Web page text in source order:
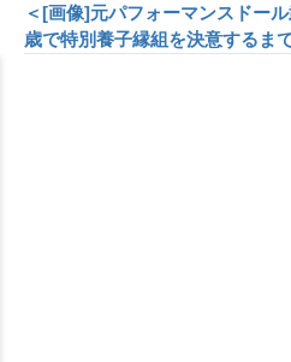
＜[画像]元パフォーマンスドー
歳で特別養子縁組を決意するま